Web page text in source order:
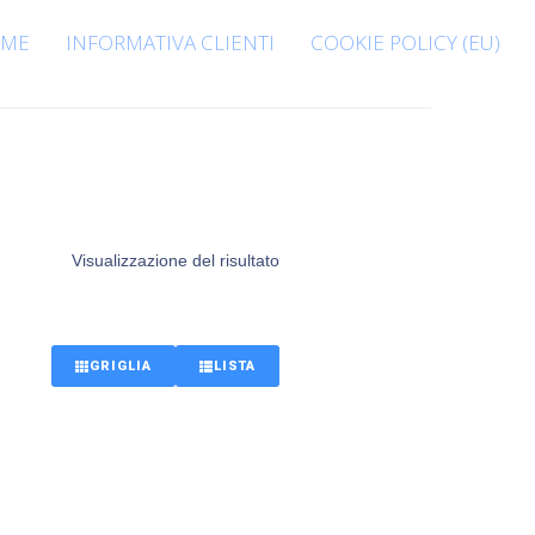
INFORMATIVA CLIENTI COOKIE POLICY (EU)
Visualizzazione del risultato
GRIGLIA LISTA